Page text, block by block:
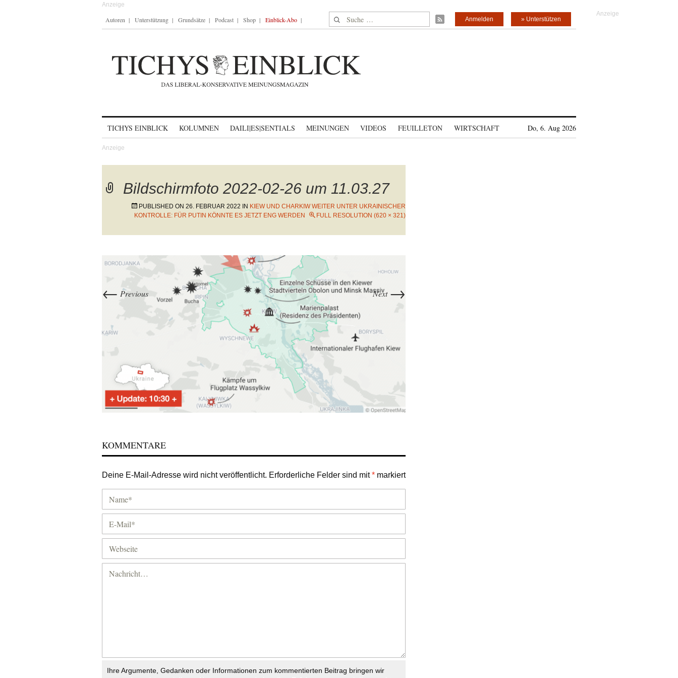
Autoren Unterstützung Grundsätze Podcast Shop Einblick-Abo Suche nach: » Unterstützen
Anmelden
TICHYS EINBLICK KOLUMNEN DAILI|ES|SENTIALS MEINUNGEN VIDEOS FEUILLETON WIRTSCHAFT Do, 6. Aug 2026
Bildschirmfoto 2022-02-26 um 11.03.27
PUBLISHED ON 26. FEBRUAR 2022 IN KIEW UND CHARKIW WEITER UNTER UKRAINISCHER
KONTROLLE: FÜR PUTIN KÖNNTE ES JETZT ENG WERDEN
FULL RESOLUTION (620 × 321)
← Previous Next →
KOMMENTARE
Deine E-Mail-Adresse wird nicht veröffentlicht. Erforderliche Felder sind mit* markiert
Ihre Argumente, Gedanken oder Informationen zum kommentierten Beitrag bringen wir